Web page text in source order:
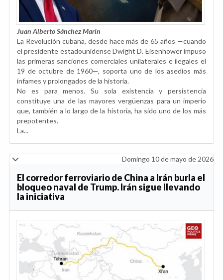
Juan Alberto Sánchez Marín
La Revolución cubana, desde hace más de 65 años —cuando
el presidente estadounidense Dwight D. Eisenhower impuso
las primeras sanciones comerciales unilaterales e ilegales el
19 de octubre de 1960—, soporta uno de los asedios más
infames y prolongados de la historia.
No es para menos. Su sola existencia y persistencia
constituye una de las mayores vergüenzas para un imperio
que, también a lo largo de la historia, ha sido uno de los más
prepotentes.
La...
Domingo 10 de mayo de 2026
El corredor ferroviario de China a Irán burla el
bloqueo naval de Trump. Irán sigue llevando
la iniciativa